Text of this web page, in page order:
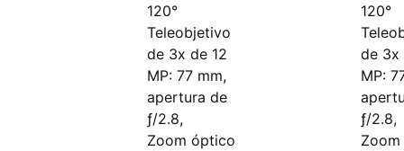
120°
Teleobjetivo
de 3x de 12
MP: 77 mm,
apertura de
ƒ/2.8,
Zoom óptico
120°
de 3x
MP:
ƒ/2.8,